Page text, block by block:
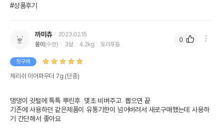
#상품후기
까미츄
2023.02.15
웅이 (수컷) 3살 4.2kg 토이푸들
첫구매
체리쉬 이어파우더 7g (단종)
댕댕이 귓털에 톡톡 뿌린후  몇초 비벼주고  뽑으면 끝
기존에 사용하던 같은제품이 유통기한이 넘어버려서 새로구매했는데 사용하
기 간단해서 좋아요
0